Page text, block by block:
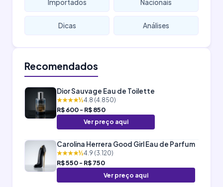
Importados Nacionais
Dicas Análises
Recomendados
Dior Sauvage Eau de Toilette
★★★★½4.8 (4.850)
R$ 600 - R$ 850
Ver preço aqui
Carolina Herrera Good Girl Eau de Parfum
★★★★½4.9 (3.120)
R$ 550 - R$ 750
Ver preço aqui